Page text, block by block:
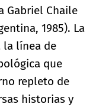
Gabriel Chaile
1985). La
la línea de
que
repleto de
historias y